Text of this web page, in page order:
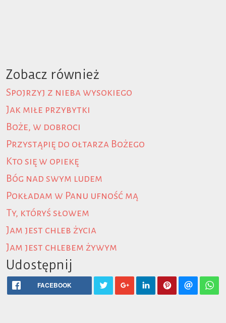
Zobacz również
Spojrzyj z nieba wysokiego
Jak miłe przybytki
Boże, w dobroci
Przystąpię do ołtarza Bożego
Kto się w opiekę
Bóg nad swym ludem
Pokładam w Panu ufność mą
Ty, któryś słowem
Jam jest chleb życia
Jam jest chlebem żywym
Udostępnij
FACEBOOK